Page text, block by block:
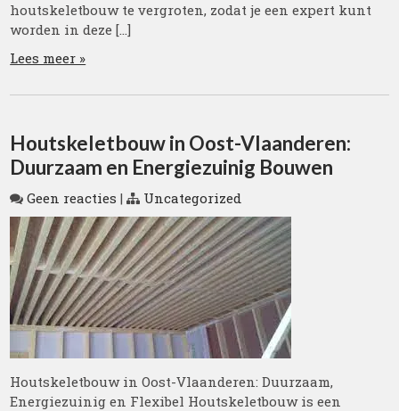
houtskeletbouw te vergroten, zodat je een expert kunt
worden in deze […]
Lees meer »
Houtskeletbouw in Oost-Vlaanderen:
Duurzaam en Energiezuinig Bouwen
Geen reacties | Uncategorized
Houtskeletbouw in Oost-Vlaanderen: Duurzaam,
Energiezuinig en Flexibel Houtskeletbouw is een